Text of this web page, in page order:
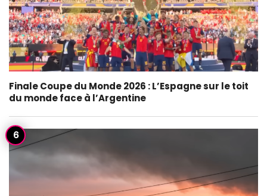
Finale Coupe du Monde 2026 : L’Espagne sur le toit
du monde face à l’Argentine